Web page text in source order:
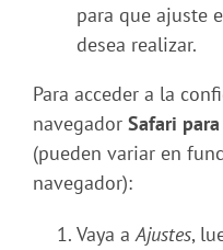
para que ajuste
desea realizar.
Para acceder a la
navegador Safari para
(pueden variar en
navegador):
Vaya aAjustes,